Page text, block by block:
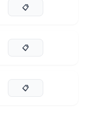
📋
📋
📋